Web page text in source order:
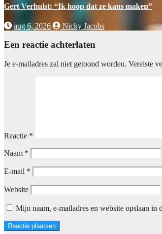
Gert Verhulst: “Ik hoop dat ze kans maken”
aug 6, 2026 Nicky Jacobs
Een reactie achterlaten
Je e-mailadres zal niet getoond worden. Vereiste
Reactie *
Naam *
E-mail *
Website
Mijn naam, e-mailadres en website opslaan in